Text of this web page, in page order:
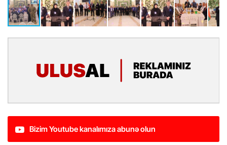
Bizim Youtube kanalımıza abunə olun